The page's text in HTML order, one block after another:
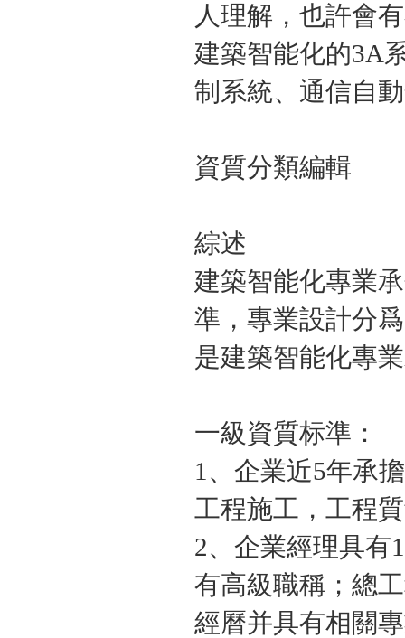
人理解，也許會
建築智能化的3A
制系統、通信自
資質分類編輯
綜述
建築智能化專業
準，專業設計分
是建築智能化專
一級資質标準：
1、企業近5年承
工程施工，工程
2、企業經理具有
有高級職稱；總
經曆并具有相關